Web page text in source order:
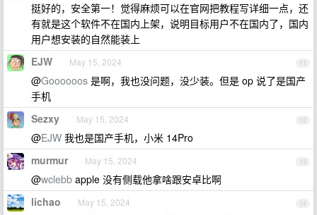
挺好的，安全第一！觉得麻烦可以在官网把教程写详细一点，还
有就是这个软件不在国内上架，说明目标用户不在国内了，国内
用户想安装的自然能装上
11
EJW May 15, 2024
@Goooooos 是啊，我也没问题，没少装。但是 op 说了是国产
手机
12
Sezxy May 15, 2024
@EJW 我也是国产手机，小米 14Pro
13
murmur May 15, 2024
@wclebb apple 没有侧载他拿啥跟安卓比啊
14
lichao May 15, 2024